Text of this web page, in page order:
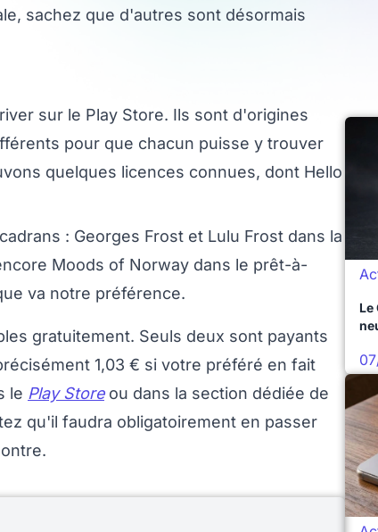
sachez que d'autres sont désormais
sur le Play Store. Ils sont d'origines
pour que chacun puisse y trouver
quelques licences connues, dont Hello
: Georges Frost et Lulu Frost dans la
Moods of Norway dans le prêt-à-
va notre préférence.
gratuitement. Seuls deux sont payants
1,03 € si votre préféré en fait
le Play Storeou dans la section dédiée de
qu'il faudra obligatoirement en passer
Le